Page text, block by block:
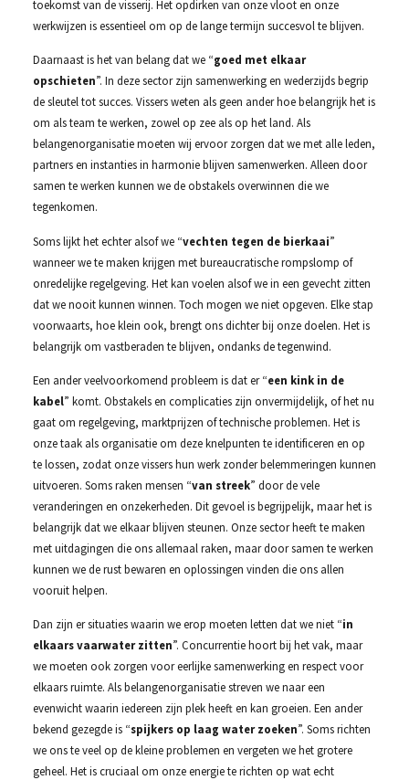
toekomst van de visserij. Het opdirken van onze vloot en onze
werkwijzen is essentieel om op de lange termijn succesvol te blijven.
Daarnaast is het van belang dat we “goed met elkaar
opschieten”. In deze sector zijn samenwerking en wederzijds begrip
de sleutel tot succes. Vissers weten als geen ander hoe belangrijk het is
om als team te werken, zowel op zee als op het land. Als
belangenorganisatie moeten wij ervoor zorgen dat we met alle leden,
partners en instanties in harmonie blijven samenwerken. Alleen door
samen te werken kunnen we de obstakels overwinnen die we
tegenkomen.
Soms lijkt het echter alsof we “vechten tegen de bierkaai”
wanneer we te maken krijgen met bureaucratische rompslomp of
onredelijke regelgeving. Het kan voelen alsof we in een gevecht zitten
dat we nooit kunnen winnen. Toch mogen we niet opgeven. Elke stap
voorwaarts, hoe klein ook, brengt ons dichter bij onze doelen. Het is
belangrijk om vastberaden te blijven, ondanks de tegenwind.
Een ander veelvoorkomend probleem is dat er “een kink in de
kabel” komt. Obstakels en complicaties zijn onvermijdelijk, of het nu
gaat om regelgeving, marktprijzen of technische problemen. Het is
onze taak als organisatie om deze knelpunten te identificeren en op
te lossen, zodat onze vissers hun werk zonder belemmeringen kunnen
uitvoeren. Soms raken mensen “van streek” door de vele
veranderingen en onzekerheden. Dit gevoel is begrijpelijk, maar het is
belangrijk dat we elkaar blijven steunen. Onze sector heeft te maken
met uitdagingen die ons allemaal raken, maar door samen te werken
kunnen we de rust bewaren en oplossingen vinden die ons allen
vooruit helpen.
Dan zijn er situaties waarin we erop moeten letten dat we niet “in
elkaars vaarwater zitten”. Concurrentie hoort bij het vak, maar
we moeten ook zorgen voor eerlijke samenwerking en respect voor
elkaars ruimte. Als belangenorganisatie streven we naar een
evenwicht waarin iedereen zijn plek heeft en kan groeien. Een ander
bekend gezegde is “spijkers op laag water zoeken”. Soms richten
we ons te veel op de kleine problemen en vergeten we het grotere
geheel. Het is cruciaal om onze energie te richten op wat echt